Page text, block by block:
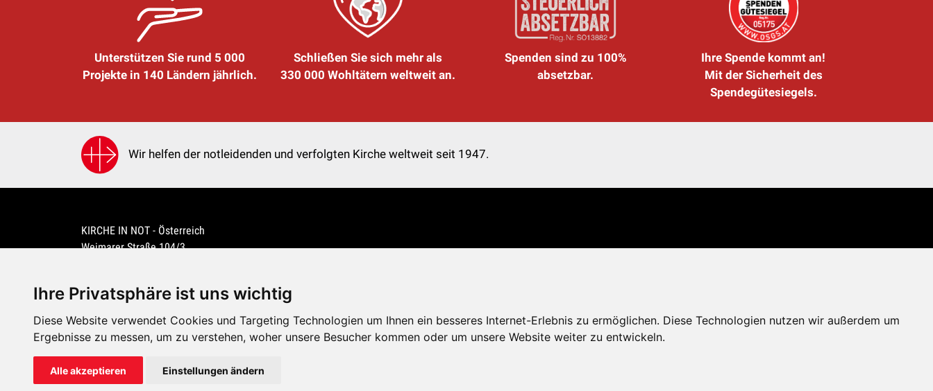
Ihre Privatsphäre ist uns wichtig
Diese Website verwendet Cookies und Targeting Technologien um Ihnen ein besseres Internet-Erlebnis zu ermöglichen. Diese Technologien nutzen wir außerdem um
Ergebnisse zu messen, um zu verstehen, woher unsere Besucher kommen oder um unsere Website weiter zu entwickeln.
Alle akzeptieren Einstellungen ändern
Unterstützen Sie rund 5 000
Projekte in 140 Ländern jährlich.
Schließen Sie sich mehr als
330 000 Wohltätern weltweit an.
Spenden sind zu 100%
absetzbar.
Ihre Spende kommt an!
Mit der Sicherheit des
Spendegütesiegels.
Wir helfen der notleidenden und verfolgten Kirche weltweit seit 1947.
KIRCHE IN NOT - Österreich
Weimarer Straße 104/3
kin@kircheinnot.at
KIN weltweit